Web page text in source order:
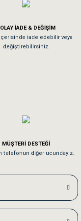
iyi.
Jack russell köpeğim
İADE & DEĞİŞİM
iade edebilir veya
değiştirebilirsiniz.
MÜŞTERİ DESTEĞİ
telefonun diğer ucundayız.